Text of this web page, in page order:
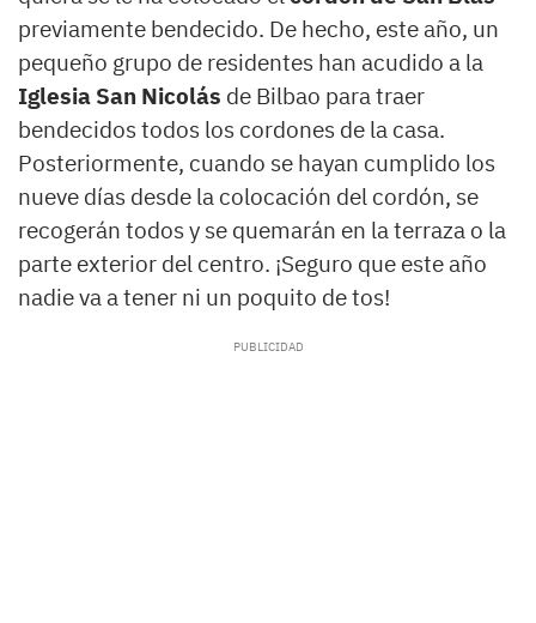
previamente bendecido. De hecho, este año, un
pequeño grupo de residentes han acudido a la
Iglesia San Nicolás de Bilbao para traer
bendecidos todos los cordones de la casa.
Posteriormente, cuando se hayan cumplido los
nueve días desde la colocación del cordón, se
recogerán todos y se quemarán en la terraza o la
parte exterior del centro. ¡Seguro que este año
nadie va a tener ni un poquito de tos!